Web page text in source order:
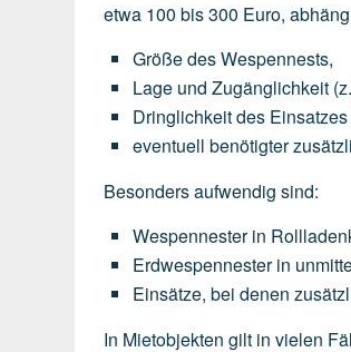
etwa 100 bis 300 Euro,
Größe des Wespennests,
Lage und Zugänglichkeit (z.
Dringlichkeit des Einsatzes
eventuell benötigter
Besonders aufwendig sind:
Wespennester in
Erdwespennester in
Einsätze, bei denen
In Mietobjekten gilt in vielen